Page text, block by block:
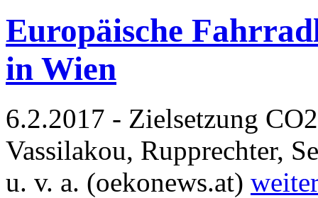
Europäische
in Wien
6.2.2017 - Zielsetzung
Vassilakou, Rupprechter,
u. v. a. (oekonews.at)